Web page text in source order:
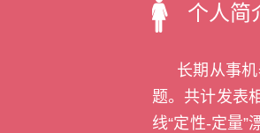
个人简
长期从事
题。共计发表
线“定性-定量”